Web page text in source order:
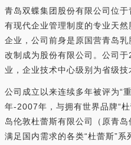
青岛双蝶集团股份有限公司位
有现代企业管理制度的专业天
企业，公司前身是原国营青岛
改制成为股份有限公司。公司
业，企业技术中心级别为省级技
公司成立以来连续多年被评为“
年-2007年，与拥有世界品牌“
岛伦敦杜蕾斯有限公司（原青
满足国内需求的各类“杜蕾斯”系